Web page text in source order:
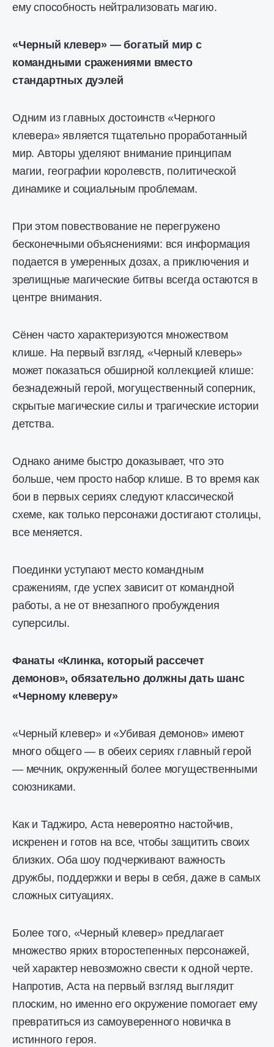
ему способность нейтрализовать магию.
«Черный клевер» — богатый мир с
командными сражениями вместо
стандартных дуэлей
Одним из главных достоинств «Черного
клевера» является тщательно проработанный
мир. Авторы уделяют внимание принципам
магии, географии королевств, политической
динамике и социальным проблемам.
При этом повествование не перегружено
бесконечными объяснениями: вся информация
подается в умеренных дозах, а приключения и
зрелищные магические битвы всегда остаются в
центре внимания.
Сёнен часто характеризуются множеством
клише. На первый взгляд, «Черный клеверь»
может показаться обширной коллекцией клише:
безнадежный герой, могущественный соперник,
скрытые магические силы и трагические истории
детства.
Однако аниме быстро доказывает, что это
больше, чем просто набор клише. В то время как
бои в первых сериях следуют классической
схеме, как только персонажи достигают столицы,
все меняется.
Поединки уступают место командным
сражениям, где успех зависит от командной
работы, а не от внезапного пробуждения
суперсилы.
Фанаты «Клинка, который рассечет
демонов», обязательно должны дать шанс
«Черному клеверу»
«Черный клевер» и «Убивая демонов» имеют
много общего — в обеих сериях главный герой
— мечник, окруженный более могущественными
союзниками.
Как и Таджиро, Аста невероятно настойчив,
искренен и готов на все, чтобы защитить своих
близких. Оба шоу подчеркивают важность
дружбы, поддержки и веры в себя, даже в самых
сложных ситуациях.
Более того, «Черный клевер» предлагает
множество ярких второстепенных персонажей,
чей характер невозможно свести к одной черте.
Напротив, Аста на первый взгляд выглядит
плоским, но именно его окружение помогает ему
превратиться из самоуверенного новичка в
истинного героя.